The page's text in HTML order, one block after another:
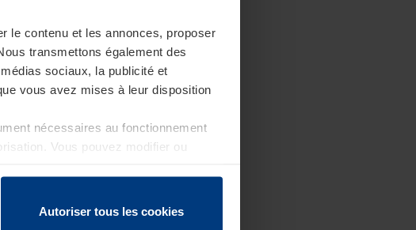
le contenu et les annonces, proposer
transmettons également des
sociaux, la publicité et
vous avez mises à leur disposition
nécessaires au fonctionnement
Vous pouvez modifier ou
Autoriser tous les cookies